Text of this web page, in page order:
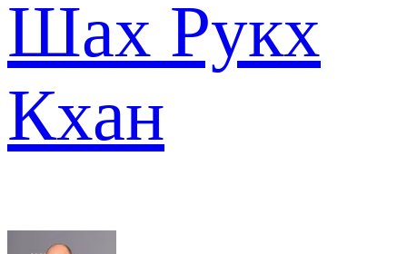
Шах Рукх
Кхан